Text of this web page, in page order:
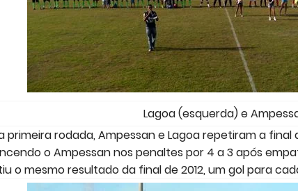
Lagoa (esquerda) e
primeira rodada, Ampessan e Lagoa repetiram a
o Ampessan nos penaltes por 4 a 3 após
o mesmo resultado da final de 2012, um gol para